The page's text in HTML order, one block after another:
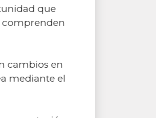
que
comprenden
cambios en
mediante el